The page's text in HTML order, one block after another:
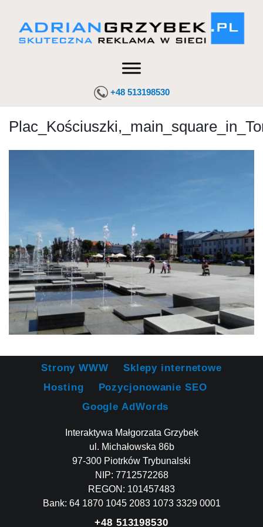
+48 513198530
Strony WWW
Sklepy internetowe
Hosting
Pozycjonowanie SEO
Google AdWords
Interaktywa Małgorzata Grzybek
ul. Michałowska 86b
97-300 Piotrków Trybunalski
NIP: 7712572268
REGON: 101457483
Bank: 64 1870 1045 2083 1073 3329 0001
+48 513198530